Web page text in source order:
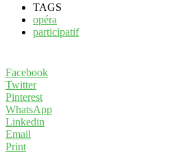
TAGS
opéra
participatif
Facebook
Twitter
Pinterest
WhatsApp
Linkedin
Email
Print